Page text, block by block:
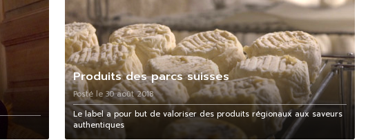
Produits des parcs suisses
Posté le 30 août 2018
Le label a pour but de valoriser des produits régionaux aux saveurs
authentiques